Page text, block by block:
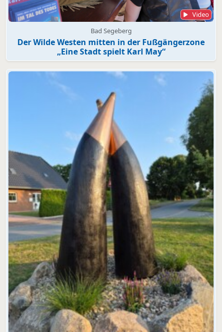
Video
Bad Segeberg
Der Wilde Westen mitten in der Fußgängerzone
„Eine Stadt spielt Karl May“